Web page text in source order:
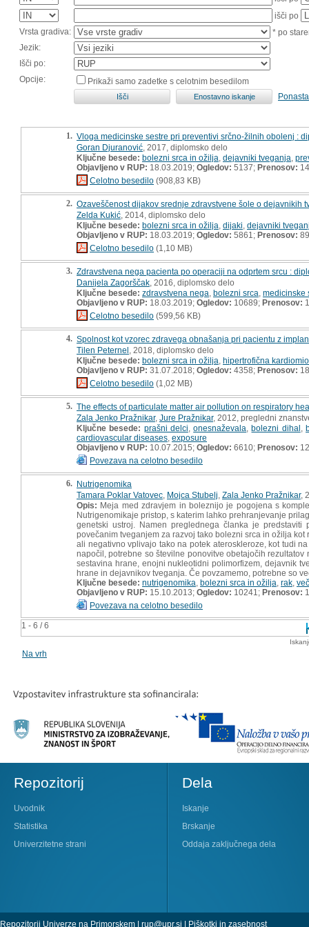
išči po
Vrsta gradiva:
* po
Jezik:
Išči po:
Opcije:
Prikaži samo zadetke s celotnim besedilom
1 - 6 / 6
1. Vloga medicinske sestre pri preventivi srčno-žilnih obolenj :
Goran Djuranović , 2017, diplomsko delo
Ključne besede: bolezni srca in ožilja dejavniki tveganja
Objavljeno v RUP: 18.03.2019; Ogledov: 5137; Prenosov:
Celotno besedilo (908,83 KB)
2. Ozaveščenost dijakov srednje zdravstvene šole o
Zelda Kukić , 2014, diplomsko delo
Ključne besede: bolezni srca in ožilja dijaki dejavniki
Objavljeno v RUP: 18.03.2019; Ogledov: 5861; Prenosov: 89
Celotno besedilo (1,10 MB)
3. Zdravstvena nega pacienta po operaciji na odprtem srcu :
Danijela Zagorščak , 2016, diplomsko delo
Ključne besede: zdravstvena nega bolezni srca medicinske
Objavljeno v RUP: 18.03.2019; Ogledov: 10689; Prenosov:
Celotno besedilo (599,56 KB)
4. Spolnost kot vzorec zdravega obnašanja pri pacientu z
Tilen Peternel , 2018, diplomsko delo
Ključne besede: bolezni srca in ožilja hipertrofična
Objavljeno v RUP: 31.07.2018; Ogledov: 4358; Prenosov:
Celotno besedilo (1,02 MB)
5. The effects of particulate matter air pollution on respiratory
Zala Jenko Pražnikar, Jure Pražnikar, 2012, pregledni
Ključne besede: prašni delci ,onesnaževala ,bolezni dihal ,
cardiovascular diseases exposure
Objavljeno v RUP: 10.07.2015; Ogledov: 6610; Prenosov:
Povezava na celotno besedilo
6. Nutrigenomika
Tamara Poklar Vatovec Mojca Stubelj Zala Jenko Pražnikar,
Opis: Meja med zdravjem in boleznijo je pogojena s
Nutrigenomikaje pristop, s katerim lahko prehranjevanje
genetski ustroj. Namen preglednega članka je
povečanim tveganjem za razvoj tako bolezni srca in ožilja
ali negativno vplivajo tako na potek ateroskleroze, kot tudi
napočil, potrebne so številne ponovitve obetajočih
sestavina hrane, enojni nukleotidni polimorfizem, dejavnik
hrane in dejavnikov tveganja. Če povzamemo, potrebne so
Ključne besede: nutrigenomika bolezni srca in ožilja rak
Objavljeno v RUP: 15.10.2013; Ogledov: 10241; Prenosov:
Povezava na celotno besedilo
Na vrh
Repozitorij
Uvodnik
Statistika
Univerzitetne strani
Dela
Iskanje
Brskanje
Oddaja zaključnega dela
Repozitorij Univerze na Primorskem | rup@upr.si | Piškotki in zasebnost